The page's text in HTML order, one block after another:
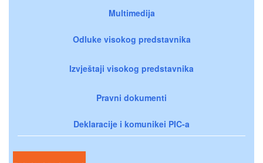
Multimedija
Odluke visokog predstavnika
Izvještaji visokog predstavnika
Pravni dokumenti
Deklaracije i komunikei PIC-a